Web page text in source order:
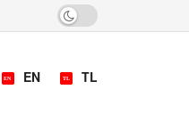
EN TL